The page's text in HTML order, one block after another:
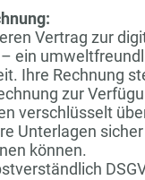
Vertrag zur
ein
Ihre Rechnung
zur
verschlüsselt
Unterlagen sicher
können.